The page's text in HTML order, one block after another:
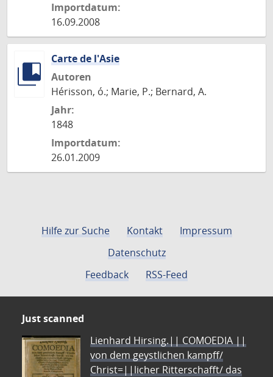
Importdatum:
16.09.2008
Carte de l'Asie
Autoren
Hérisson, ó.; Marie, P.; Bernard, A.
Jahr:
1848
Importdatum:
26.01.2009
Hilfe zur Suche Kontakt
Impressum
Datenschutz
Feedback
RSS-Feed
Just scanned
Lienhard Hirsing.|| COMOEDIA ||
von dem geystlichen kampff/
Christ=||licher Ritterschafft/ das